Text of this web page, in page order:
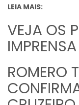
LEIA MAIS:
VEJA OS
ROMERO